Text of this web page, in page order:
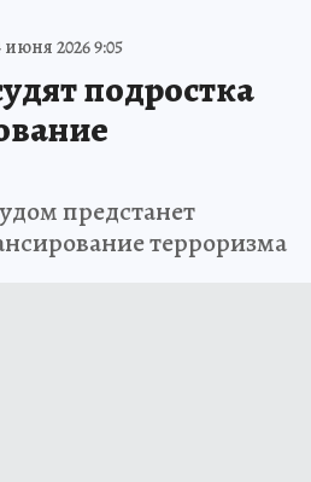
июня 2026 9:05
подростка
предстанет
терроризма